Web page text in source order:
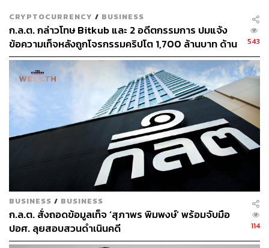
CRYPTOCURRENCY / BUSINESS
ก.ล.ต. กล่าวโทษ Bitkub และ 2 อดีตกรรมการ ปมแจ้ง
ข้อความเท็จหลังถูกโจรกรรมคริปโต 1,700 ล้านบาท ด้าน
บริษัทแจงตัดสินใจปิดข่าวเพื่อสกัดการแห่ถอนสินทรัพย์
543
BUSINESS / BUSINESS
ก.ล.ต. สั่งถอดข้อมูลเท็จ ‘สุภาพร พิมพงษ์’ พร้อมจับมือ
ปอศ. ลุยสอบสวนดำเนินคดี
114